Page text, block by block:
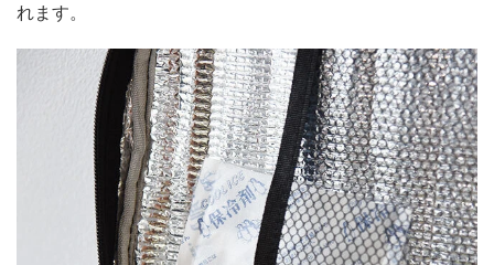
れます。